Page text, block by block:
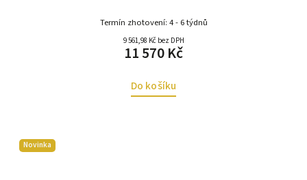
Termín zhotovení: 4 - 6 týdnů
9 561,98 Kč bez DPH
11 570 Kč
Do košíku
Novinka